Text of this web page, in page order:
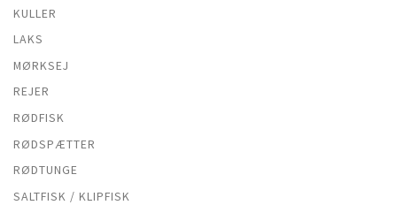
KULLER
LAKS
MØRKSEJ
REJER
RØDFISK
RØDSPÆTTER
RØDTUNGE
SALTFISK / KLIPFISK